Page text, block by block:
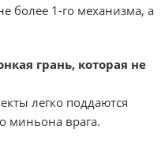
более 1-го механизма, а
грань, которая не
легко поддаются
миньона врага.